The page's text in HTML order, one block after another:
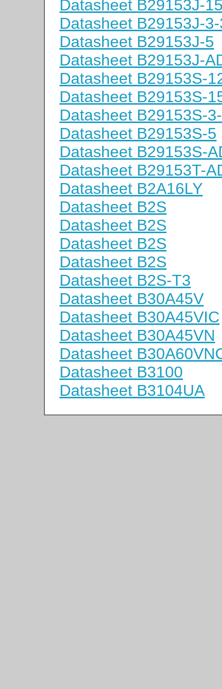
Datasheet B29153J-
Datasheet B29153J-
Datasheet B29153J-5
Datasheet B29153J-
Datasheet B29153S-
Datasheet B29153S-
Datasheet B29153S-
Datasheet B29153S-5
Datasheet B29153S-
Datasheet B29153T-
Datasheet B2A16LY
Datasheet B2S
Datasheet B2S
Datasheet B2S
Datasheet B2S
Datasheet B2S-T3
Datasheet B30A45V
Datasheet B30A45VIC
Datasheet B30A45VN
Datasheet
Datasheet B3100
Datasheet B3104UA